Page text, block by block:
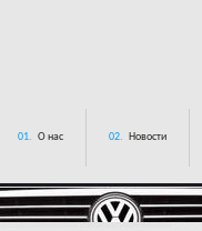
01. О нас 02. Новости